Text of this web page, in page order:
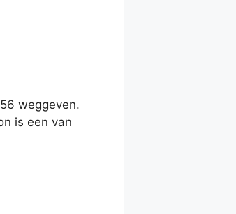
weggeven.
is een van